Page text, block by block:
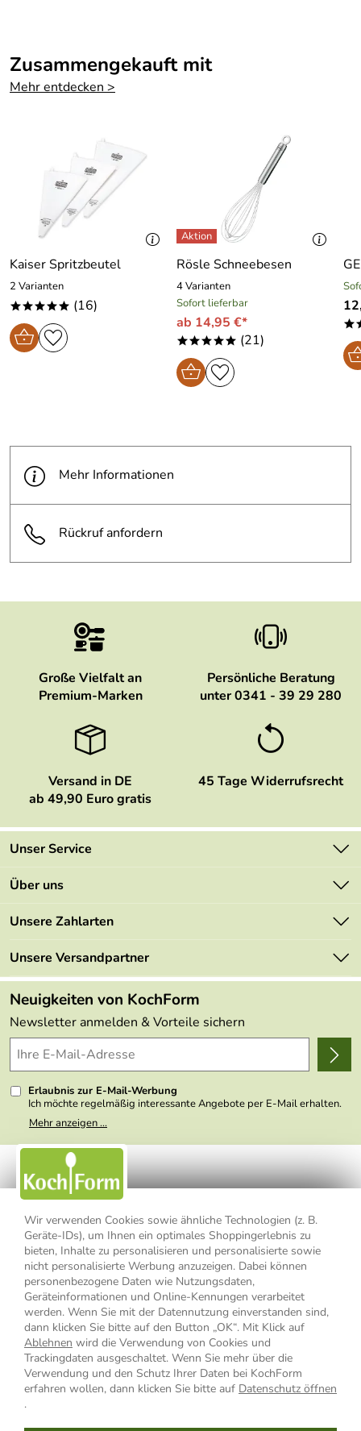
Wir verwenden Cookies sowie ähnliche Technologien (z. B.
Geräte-IDs), um Ihnen ein optimales Shoppingerlebnis zu
bieten, Inhalte zu personalisieren und personalisierte sowie
nicht personalisierte Werbung anzuzeigen. Dabei können
personenbezogene Daten wie Nutzungsdaten,
Geräteinformationen und Online-Kennungen verarbeitet
werden. Wenn Sie mit der Datennutzung einverstanden sind,
dann klicken Sie bitte auf den Button „OK“. Mit Klick auf
Ablehnen wird die Verwendung von Cookies und
Trackingdaten ausgeschaltet. Wenn Sie mehr über die
Verwendung und den Schutz Ihrer Daten bei KochForm
erfahren wollen, dann klicken Sie bitte auf Datenschutz öffnen
.
Zusammengekauft mit
Mehr entdecken >
Kaiser Spritzbeutel
2 Varianten
***** (16)
Rösle Schneebesen
4 Varianten
Sofort lieferbar
ab 14,95 €*
***** (21)
Mehr Informationen
Rückruf anfordern
Große Vielfalt an
Premium-Marken
Persönliche Beratung
unter 0341 - 39 29 280
Versand in DE
ab 49,90 Euro gratis
45 Tage Widerrufsrecht
Unser Service
Kontakt
Mehrwertsteuerfrei
Retourenportal
FAQs
Lieferbedingungen
Delivery Terms
Kundenlogin
Über uns
Marken
Angebote
Made in Germany
Themen
Wir über uns
Presse
Unsere Zahlarten
Unsere Versandpartner
Neuigkeiten von KochForm
Newsletter anmelden & Vorteile sichern
Erlaubnis zur E-Mail-Werbung
Ich möchte regelmäßig interessante Angebote per E-Mail erhalten.
Meine E-Mail-Adresse wird nicht an andere Unternehmen
weitergegeben. Zu statistischen Zwecken wird in anonymer Form
nicht erkennbar, welche konkrete Person geklickt hat. Diese
Einwilligung zur Nutzung meiner E-Mail- Adresse für Werbezwecke
kann ich jederzeit mit Wirkung für die Zukunft widerrufen, indem ich
den Link "Abmelden" am Ende des Newsletters anklicke oder die
Option Newsletter im Mitgliederbereich deaktiviere. Die
Mehr anzeigen ...
Impressum Datenschutzerklärung
AGB
Widerrufsbelehrung
Widerrufsformular
Vertrag widerrufen
* Alle Preisangaben inkl. MwSt., bis 49,90 € Bestellwert zzgl.
Versandkosten, ab 49,90 € Bestellwert inkl.Versandkosteninnerhalb